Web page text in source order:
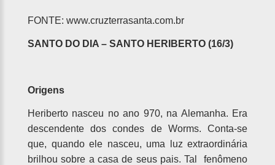
FONTE: www.cruzterrasanta.com.br
SANTO DO DIA – SANTO HERIBERTO (16/3)
Origens
Heriberto nasceu no ano 970, na Alemanha. Era
descendente dos condes de Worms. Conta-se
que, quando ele nasceu, uma luz extraordinária
brilhou sobre a casa de seus pais. Tal fenômeno